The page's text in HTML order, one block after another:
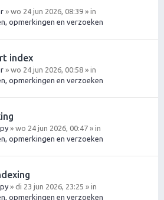
» wo 24 jun 2026, 08:39 » in
opmerkingen en verzoeken
index
» wo 24 jun 2026, 00:58 » in
opmerkingen en verzoeken
» wo 24 jun 2026, 00:47 » in
opmerkingen en verzoeken
» di 23 jun 2026, 23:25 » in
opmerkingen en verzoeken